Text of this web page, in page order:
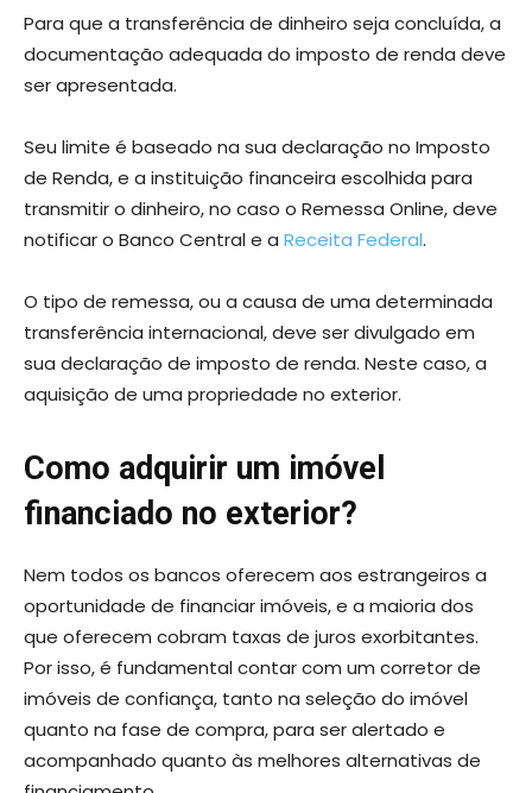
Para que a transferência de dinheiro seja concluída, a
documentação adequada do imposto de renda deve
ser apresentada.
Seu limite é baseado na sua declaração no Imposto
de Renda, e a instituição financeira escolhida para
transmitir o dinheiro, no caso o Remessa Online, deve
notificar o Banco Central e a Receita Federal.
O tipo de remessa, ou a causa de uma determinada
transferência internacional, deve ser divulgado em
sua declaração de imposto de renda. Neste caso, a
aquisição de uma propriedade no exterior.
Como adquirir um imóvel
financiado no exterior?
Nem todos os bancos oferecem aos estrangeiros a
oportunidade de financiar imóveis, e a maioria dos
que oferecem cobram taxas de juros exorbitantes.
Por isso, é fundamental contar com um corretor de
imóveis de confiança, tanto na seleção do imóvel
quanto na fase de compra, para ser alertado e
acompanhado quanto às melhores alternativas de